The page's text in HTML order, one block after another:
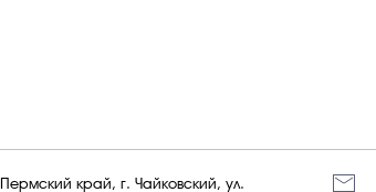
Пермский край, г. Чайковский, ул.